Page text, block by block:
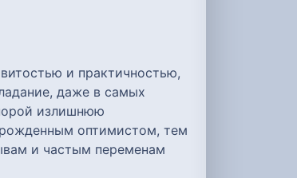
и практичностью,
даже в самых
излишнюю
оптимистом, тем
и частым переменам